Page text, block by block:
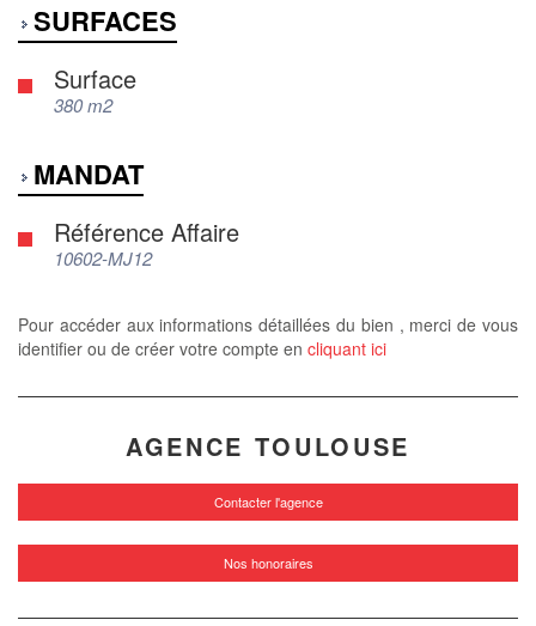
SURFACES
Surface
380 m2
MANDAT
Référence Affaire
10602-MJ12
Pour accéder aux informations détaillées du bien , merci de vous
identifier ou de créer votre compte en cliquant ici
AGENCE TOULOUSE
Contacter l'agence
Nos honoraires